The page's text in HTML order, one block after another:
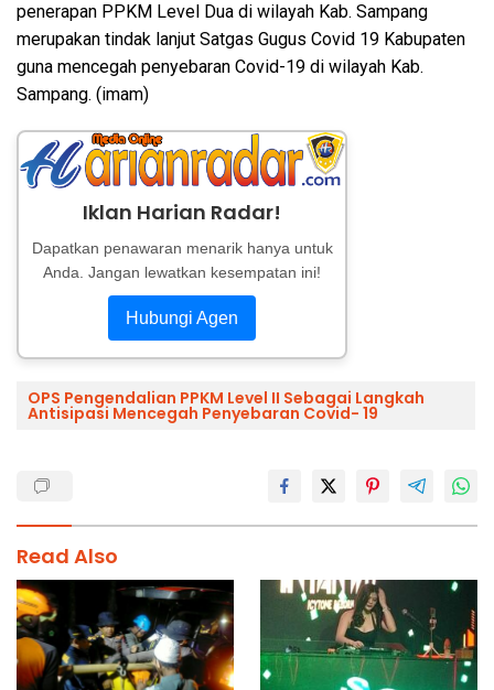
penerapan PPKM Level Dua di wilayah Kab. Sampang
merupakan tindak lanjut Satgas Gugus Covid 19 Kabupaten
guna mencegah penyebaran Covid-19 di wilayah Kab.
Sampang. (imam)
Iklan Harian Radar!
Dapatkan penawaran menarik hanya untuk
Anda. Jangan lewatkan kesempatan ini!
Hubungi Agen
OPS Pengendalian PPKM Level II Sebagai Langkah
Antisipasi Mencegah Penyebaran Covid- 19
Read Also